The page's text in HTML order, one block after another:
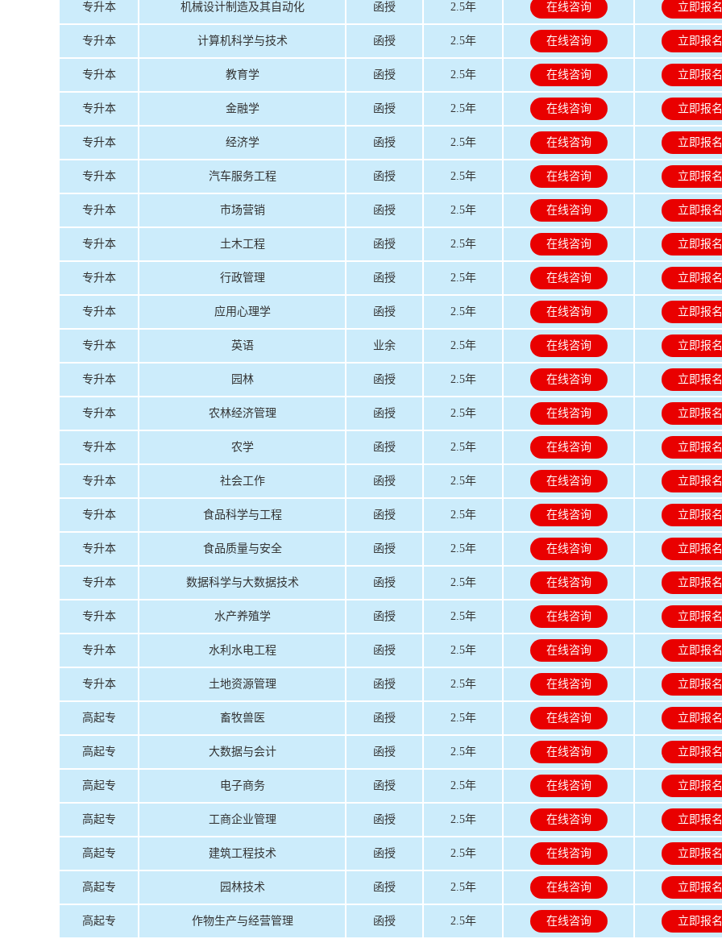
专升本 机械设计制造及其自动化 函授 2.5年 在线咨询 立即报名
专升本 计算机科学与技术 函授 2.5年 在线咨询 立即报名
专升本 教育学 函授 2.5年 在线咨询 立即报名
专升本 金融学 函授 2.5年 在线咨询 立即报名
专升本 经济学 函授 2.5年 在线咨询 立即报名
专升本 汽车服务工程 函授 2.5年 在线咨询 立即报名
专升本 市场营销 函授 2.5年 在线咨询 立即报名
专升本 土木工程 函授 2.5年 在线咨询 立即报名
专升本 行政管理 函授 2.5年 在线咨询 立即报名
专升本 应用心理学 函授 2.5年 在线咨询 立即报名
专升本 英语 业余 2.5年 在线咨询 立即报名
专升本 园林 函授 2.5年 在线咨询 立即报名
专升本 农林经济管理 函授 2.5年 在线咨询 立即报名
专升本 农学 函授 2.5年 在线咨询 立即报名
专升本 社会工作 函授 2.5年 在线咨询 立即报名
专升本 食品科学与工程 函授 2.5年 在线咨询 立即报名
专升本 食品质量与安全 函授 2.5年 在线咨询 立即报名
专升本 数据科学与大数据技术 函授 2.5年 在线咨询 立即报名
专升本 水产养殖学 函授 2.5年 在线咨询 立即报名
专升本 水利水电工程 函授 2.5年 在线咨询 立即报名
专升本 土地资源管理 函授 2.5年 在线咨询 立即报名
高起专 畜牧兽医 函授 2.5年 在线咨询 立即报名
高起专 大数据与会计 函授 2.5年 在线咨询 立即报名
高起专 电子商务 函授 2.5年 在线咨询 立即报名
高起专 工商企业管理 函授 2.5年 在线咨询 立即报名
高起专 建筑工程技术 函授 2.5年 在线咨询 立即报名
高起专 园林技术 函授 2.5年 在线咨询 立即报名
高起专 作物生产与经营管理 函授 2.5年 在线咨询 立即报名